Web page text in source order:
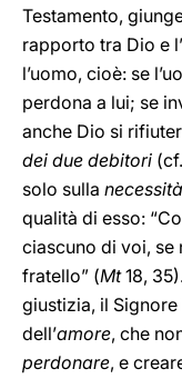
Testamento,
rapporto tra Dio e
l’uomo, cioè: se
perdona a lui; se
anche Dio si
dei due debitori (cf.
solo sulla necessità
qualità di esso:
ciascuno di voi, se
fratello” (Mt18,
giustizia, il
dell’amore, che
perdonare, e